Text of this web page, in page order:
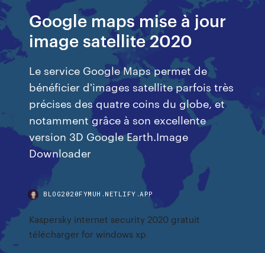
Google maps mise à jour
image satellite 2020
Le service Google Maps permet de
bénéficier d'images satellite parfois très
précises des quatre coins du globe, et
notamment grâce à son excellente
version 3D Google Earth.Image
Downloader
BLOG2020FYMUH.NETLIFY.APP
Kaspersky internet security 2020 gratuit
télécharger for windows xp